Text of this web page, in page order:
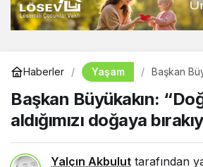
Haberler Yaşam
Başkan
Başkan Büyükakın:
aldığımızı doğaya
Yalçın Akbulut tarafından